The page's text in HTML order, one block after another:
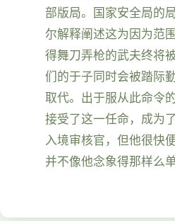
部版局。国家安全局的
尔解释阐述这为因为范
得舞刀弄枪的武夫终将
们的于子同时会被踏际
取代。出于服从此命令
接受了这一任命，成为
入境审核官，但他很快
并不像他念象得那样么